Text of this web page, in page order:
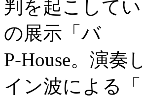
判を起こして
の展示「バ
P-House。演奏
イン波による